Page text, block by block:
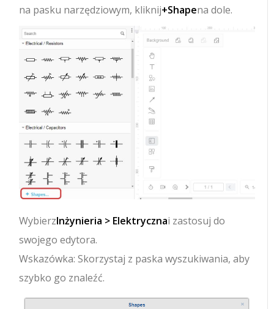
na pasku narzędziowym, kliknij+Shapena dole.
WybierzInżynieria > Elektrycznai zastosuj do
swojego edytora.
Wskazówka: Skorzystaj z paska wyszukiwania, aby
szybko go znaleźć.